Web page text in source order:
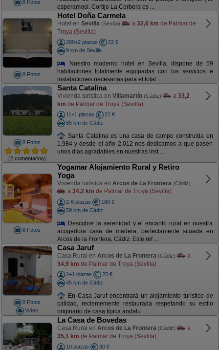
8 Fotos
esperamos!. Cortijo La Corbera es ...
8 Fotos
Hotel Doña Carmela
Hotel en Sevilla (Sevilla) a 32,6 km de Palmar de
Troya (Sevilla)
200+2 plazas
22 €
9 km de Sevilla
Nuestro moderno hotel en Sevilla, dispone de 59
habitaciones totalmente equipadas con los servicios e
instalaciones necesarias para el total ...
8 Fotos
(2 comentarios)
Santa Catalina
Vivienda turística en Villamartín (Cádiz) a 33,2
km de Palmar de Troya (Sevilla)
11+1 plazas
21 €
85 km de Cádiz
Santa Catalina es una casa de campo construida en
1.984 y desde el año 2.012 nos dedicamos a que pasen
unos días agradables en nuestras inst ...
8 Fotos
Yogamar Alojamiento Rural y Retiro
Yoga
Vivienda turística en Arcos de La Frontera (Cádiz)
a 34,2 km de Palmar de Troya (Sevilla)
2-6 plazas
180 €
59 km de Cádiz
Descubre la serenidad y el encanto rural en nuestra
acogedora casa de madera, perfectamente situada en
Arcos de la Frontera, Cádiz. Este ref ...
8 Fotos
Video
Casa Jaruf
Casa Rural en Arcos de La Frontera (Cádiz)
a
34,9 km de Palmar de Troya (Sevilla)
2+1 plazas
25 €
45 km de Cádiz
En Casa Jaruf encontrará un alojamiento turístico de
calidad, recientemente restaurada respetando su estilo
originario de casa típica andalu ...
La Casa de Bovedas
Casa Rural en Arcos de La Frontera (Cádiz)
a
35,1 km de Palmar de Troya (Sevilla)
10 plazas
30 €